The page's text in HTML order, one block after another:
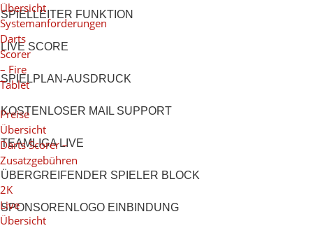
Übersicht
Systemanforderungen
Darts
Scorer
– Fire
Tablet
Preise
Übersicht
Darts Scorer –
Zusatzgebühren
2K
Live
Übersicht
SPIELLEITER FUNKTION
LIVE SCORE
SPIELPLAN-AUSDRUCK
KOSTENLOSER MAIL SUPPORT
TEAMLIGA LIVE
ÜBERGREIFENDER SPIELER BLOCK
SPONSORENLOGO EINBINDUNG